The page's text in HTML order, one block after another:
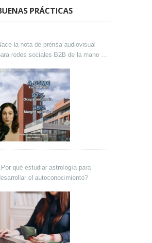
PRÁCTICAS
la nota de prensa audiovisual
redes sociales B2B de la mano de
qué estudiar astrología para
el autoconocimiento?